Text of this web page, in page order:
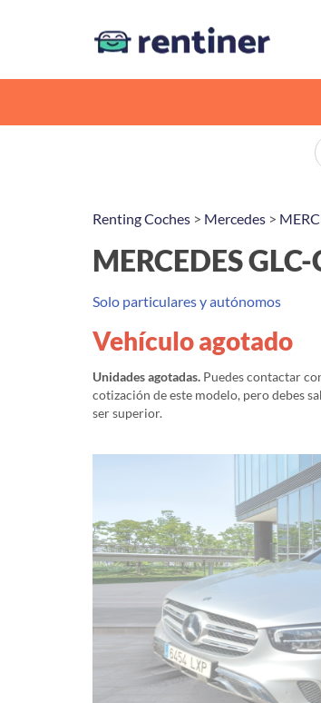
Renting Coches > Mercedes >
MERCEDES
Solo particulares y autónomos
Vehículo agotado
Unidades agotadas. Puedes contactar
cotización de este modelo, pero debes
ser superior.